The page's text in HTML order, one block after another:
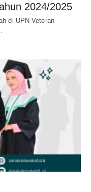
2024/2025
di UPN Veteran